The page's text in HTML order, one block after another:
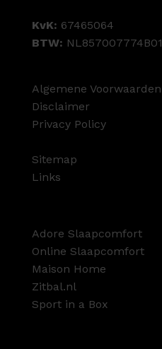
KvK: 67465064
BTW: NL857007774B01
Algemene Voorwaarden
Disclaimer
Privacy Policy
Sitemap
Links
Adore Slaapcomfort
Online Slaapcomfort
Maison Home
Zitbal.nl
Sport in a Box